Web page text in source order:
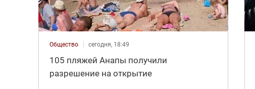
Общество сегодня, 18:49
105 пляжей Анапы получили
разрешение на открытие